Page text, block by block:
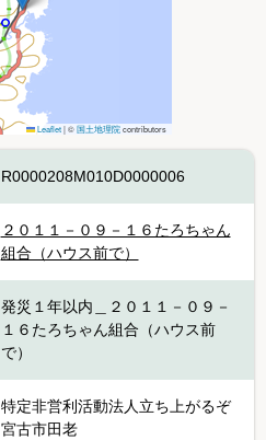
Leaflet |©国土地理院contributors
R0000208M010D0000006
２０１１－０９－１６たろちゃん
組合（ハウス前で）
発災１年以内＿２０１１－０９－
１６たろちゃん組合（ハウス前
で）
特定非営利活動法人立ち上がるぞ
宮古市田老